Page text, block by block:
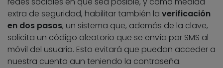
extra de seguridad, habilitar también la verificación
en dos pasos, un sistema que, además de la clave,
solicita un código aleatorio que se envía por SMS al
móvil del usuario. Esto evitará que puedan acceder a
nuestra cuenta aun teniendo la contraseña.